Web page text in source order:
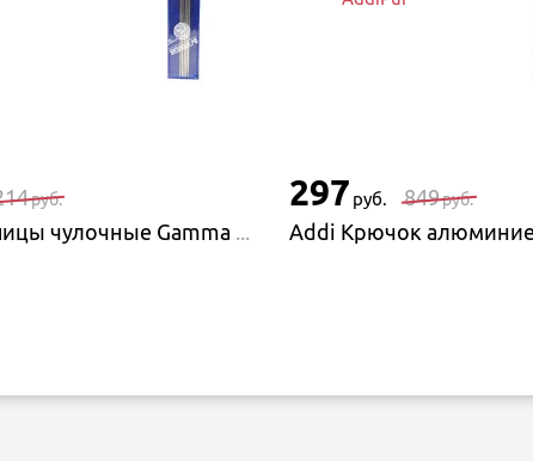
руб.
Gamma Спицы чулочные Gamma MK5, стальные
297 руб. 849руб.